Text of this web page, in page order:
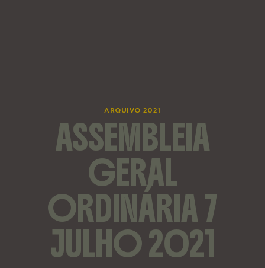
ARQUIVO 2021
ASSEMBLEIA
GERAL
ORDINÁRIA 7
JULHO 2021